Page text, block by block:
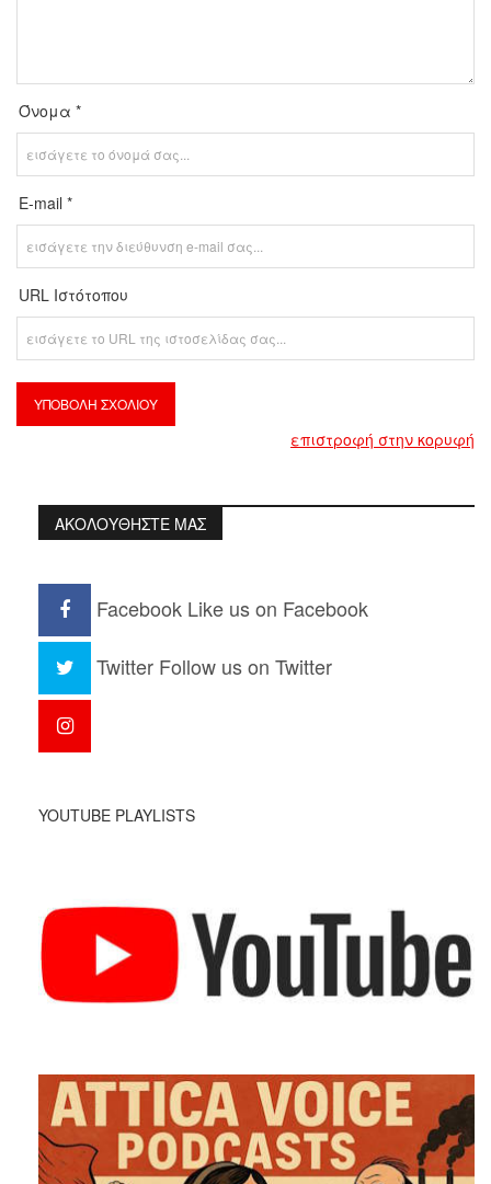
Όνομα *
E-mail *
URL Ιστότοπου
επιστροφή στην κορυφή
ΑΚΟΛΟΥΘΗΣΤΕ ΜΑΣ
Facebook Like us on Facebook
Twitter Follow us on Twitter
YOUTUBE PLAYLISTS